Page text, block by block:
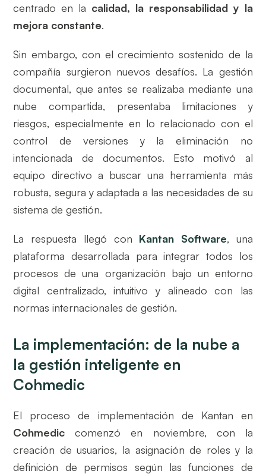
centrado en la calidad, la responsabilidad y la
mejora constante.
Sin embargo, con el crecimiento sostenido de la
compañía surgieron nuevos desafíos. La gestión
documental, que antes se realizaba mediante una
nube compartida, presentaba limitaciones y
riesgos, especialmente en lo relacionado con el
control de versiones y la eliminación no
intencionada de documentos. Esto motivó al
equipo directivo a buscar una herramienta más
robusta, segura y adaptada a las necesidades de su
sistema de gestión.
La respuesta llegó con Kantan Software, una
plataforma desarrollada para integrar todos los
procesos de una organización bajo un entorno
digital centralizado, intuitivo y alineado con las
normas internacionales de gestión.
La implementación: de la nube a
la gestión inteligente en
Cohmedic
El proceso de implementación de Kantan en
Cohmedic comenzó en noviembre, con la
creación de usuarios, la asignación de roles y la
definición de permisos según las funciones de